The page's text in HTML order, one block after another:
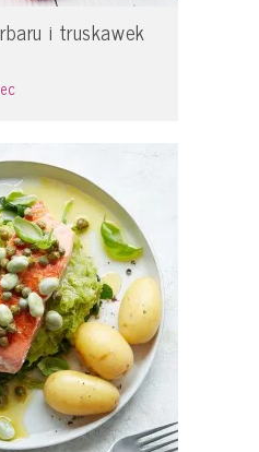
i truskawek